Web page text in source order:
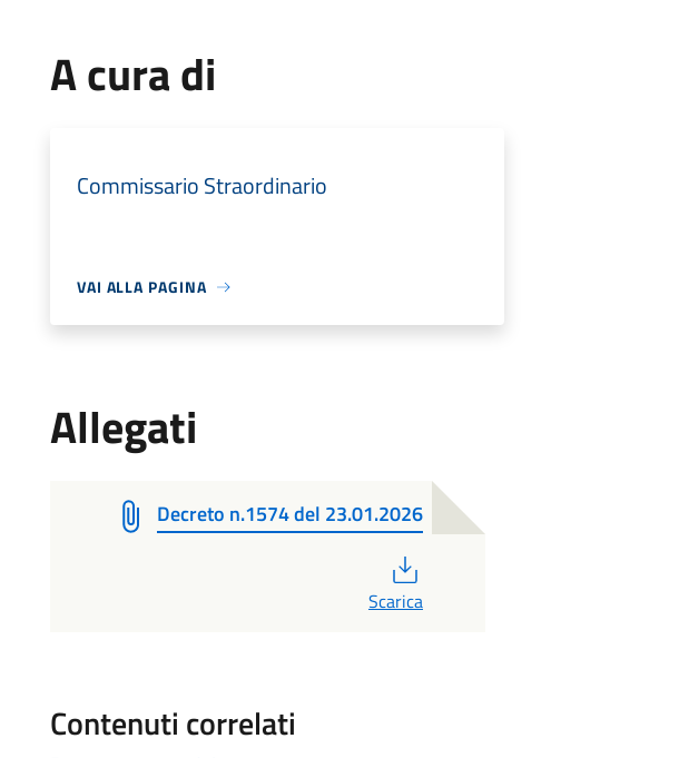
A cura di
Commissario Straordinario
VAI ALLA PAGINA
Allegati
Decreto n.1574 del 23.01.2026
Scarica
Contenuti correlati